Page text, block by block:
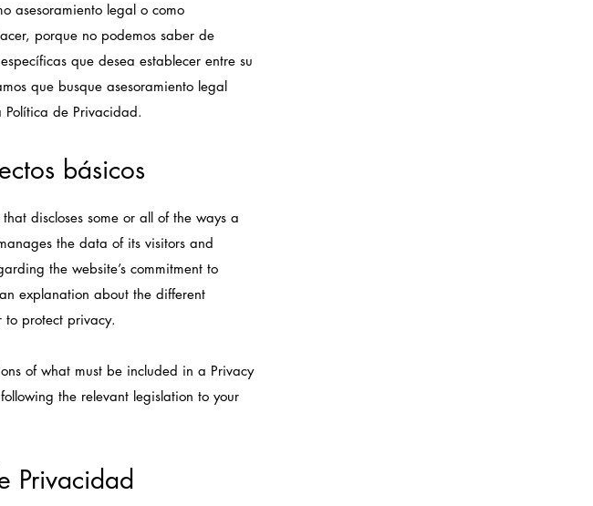
asesoramiento legal o como
porque no podemos saber de
que desea establecer entre su
que busque asesoramiento legal
de Privacidad.
básicos
discloses some or all of the ways a
the data of its visitors and
the website’s commitment to
explanation about the different
to protect privacy.
of what must be included in a Privacy
the relevant legislation to your
Privacidad